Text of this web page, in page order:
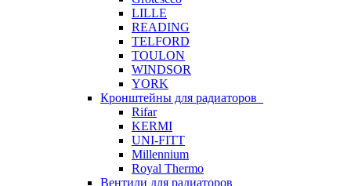
LILLE
READING
TELFORD
TOULON
WINDSOR
YORK
Кронштейны для радиаторов
Rifar
KERMI
UNI-FITT
Millennium
Royal Thermo
Вентили для радиаторов